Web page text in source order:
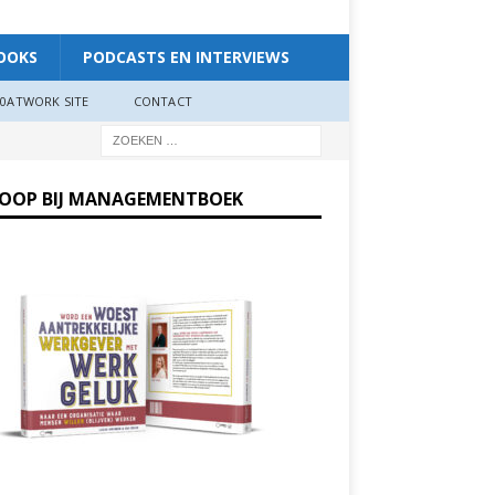
PODCASTS EN INTERVIEWS
SITE CONTACT
BIJ MANAGEMENTBOEK